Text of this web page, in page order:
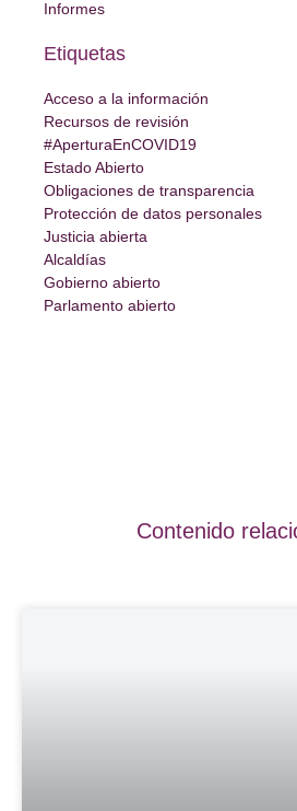
Informes
Etiquetas
Acceso a la información
Recursos de revisión
#AperturaEnCOVID19
Estado Abierto
Obligaciones de transparencia
Protección de datos personales
Justicia abierta
Alcaldías
Gobierno abierto
Parlamento abierto
Contenido